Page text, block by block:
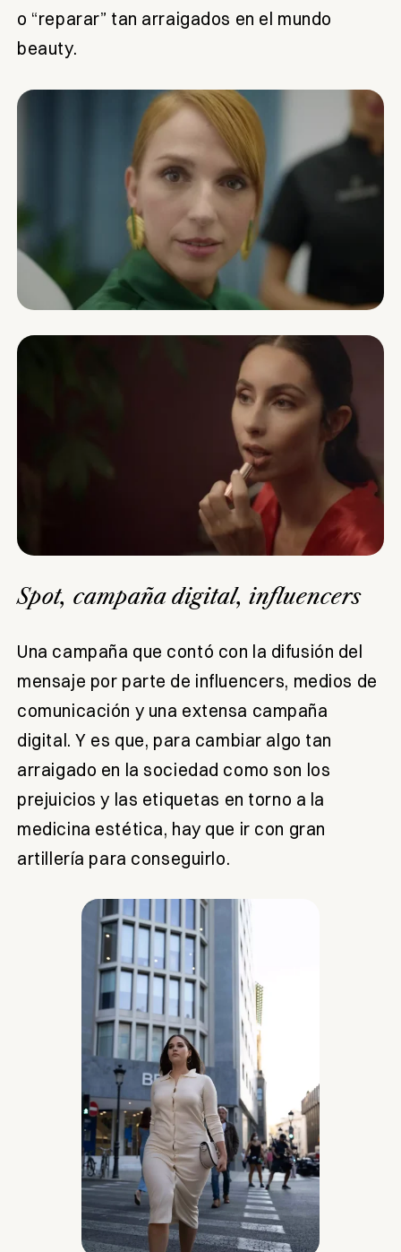
o “reparar” tan arraigados en el mundo
beauty.
Spot, campaña digital, influencers
Una campaña que contó con la difusión del
mensaje por parte de influencers, medios de
comunicación y una extensa campaña
digital. Y es que, para cambiar algo tan
arraigado en la sociedad como son los
prejuicios y las etiquetas en torno a la
medicina estética, hay que ir con gran
artillería para conseguirlo.